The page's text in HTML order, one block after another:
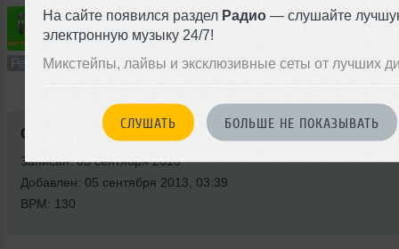
На сайте появился раздел Радио — слушайте
электронную музыку 24/7!
Микстейпы, лайвы и эксклюзивные сеты от лучших
СЛУШАТЬ БОЛЬШЕ НЕ ПОКАЗЫВАТЬ
3:41 42 раза 1
Ремикс В плейлист 05
Стиль: Electro House
Записан: 05 сентября 2013
Добавлен: 05 сентября 2013, 03:39
BPM: 130